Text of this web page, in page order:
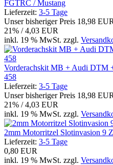
FGTRC / Mustang
Lieferzeit: 3-5 Tage
Unser bisheriger Preis 18,98 EUR
21% / 4,03 EUR
inkl. 19 % MwSt. zzgl.
Vorderachskit MB + Audi DTM
458
Lieferzeit: 3-5 Tage
Unser bisheriger Preis 18,98 EUR
21% / 4,03 EUR
inkl. 19 % MwSt. zzgl.
2mm Motorritzel Slotinvasion 9
Lieferzeit: 3-5 Tage
0,80 EUR
inkl. 19 % MwSt. zzgl.